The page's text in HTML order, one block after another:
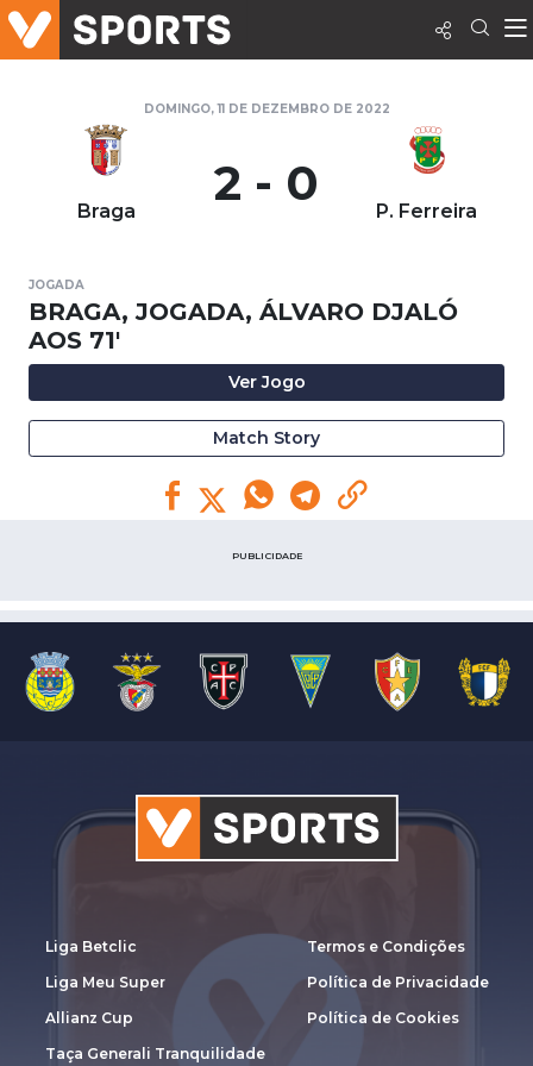
DOMINGO, 11 DE DEZEMBRO DE 2022
Braga 2 - 0 P. Ferreira
JOGADA
BRAGA, JOGADA, ÁLVARO DJALÓ
AOS 71'
Ver Jogo
Match Story
PUBLICIDADE
Liga Betclic
Liga Meu Super
Allianz Cup
Taça Generali Tranquilidade
Termos e Condições
Política de Privacidade
Política de Cookies